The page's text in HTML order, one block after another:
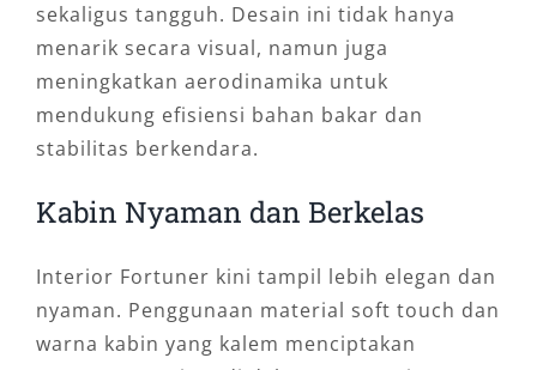
sekaligus tangguh. Desain ini tidak hanya
menarik secara visual, namun juga
meningkatkan aerodinamika untuk
mendukung efisiensi bahan bakar dan
stabilitas berkendara.
Kabin Nyaman dan Berkelas
Interior Fortuner kini tampil lebih elegan dan
nyaman. Penggunaan material soft touch dan
warna kabin yang kalem menciptakan